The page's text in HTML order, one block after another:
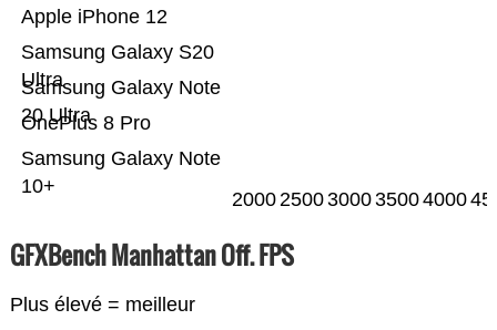
Samsung Galaxy Note
10+
OnePlus 8 Pro
Samsung Galaxy Note
20 Ultra
Samsung Galaxy S20
Ultra
Apple iPhone 12
20002500300035004000
GFXBench Manhattan Off. FPS
Plus élevé = meilleur